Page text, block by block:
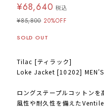
¥68,640 税込
¥85,800 20%OFF
SOLD OUT
Tilac [ティラック]
Loke Jacket [10202] MEN'S
ロングステープルコットン
風性や耐久性を備えた